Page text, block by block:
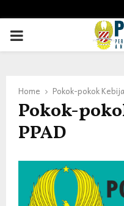
PRIMARY
Home Pokok-pokok
Pokok-
PPAD